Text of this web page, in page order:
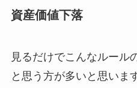
資産価値下落
見るだけでこんなルール
と思う方が多いと思いま